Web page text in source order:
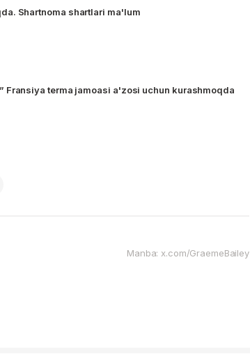
Shartnoma shartlari ma'lum
Fransiya terma jamoasi a'zosi uchun kurashmoqda
Manba: x.com/GraemeBailey